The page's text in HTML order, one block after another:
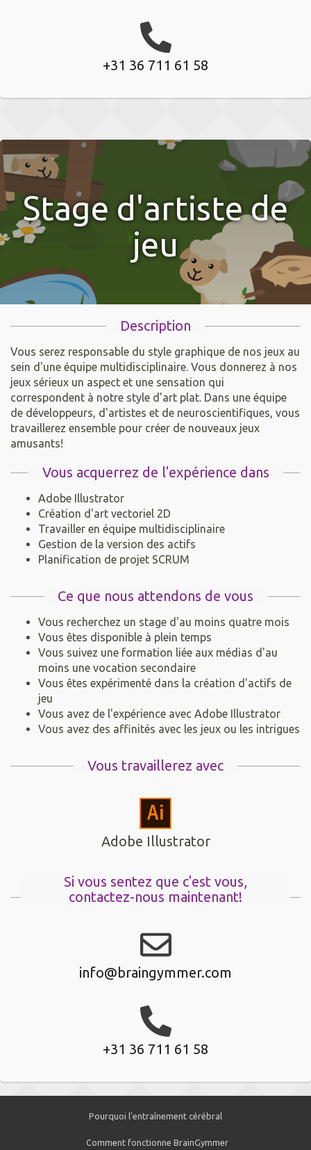
+31 36 711 61 58
Stage d'artiste de
jeu
Description
Vous serez responsable du style graphique de nos jeux au
sein d'une équipe multidisciplinaire. Vous donnerez à nos
jeux sérieux un aspect et une sensation qui
correspondent à notre style d'art plat. Dans une équipe
de développeurs, d'artistes et de neuroscientifiques, vous
travaillerez ensemble pour créer de nouveaux jeux
amusants!
Vous acquerrez de l'expérience dans
Adobe Illustrator
Création d'art vectoriel 2D
Travailler en équipe multidisciplinaire
Gestion de la version des actifs
Planification de projet SCRUM
Ce que nous attendons de vous
Vous recherchez un stage d'au moins quatre mois
Vous êtes disponible à plein temps
Vous suivez une formation liée aux médias d'au
moins une vocation secondaire
Vous êtes expérimenté dans la création d'actifs de
jeu
Vous avez de l'expérience avec Adobe Illustrator
Vous avez des affinités avec les jeux ou les intrigues
Vous travaillerez avec
Adobe Illustrator
Si vous sentez que c'est vous,
contactez-nous maintenant!
info@braingymmer.com
+31 36 711 61 58
Pourquoi l'entraînement cérébral
Comment fonctionne BrainGymmer